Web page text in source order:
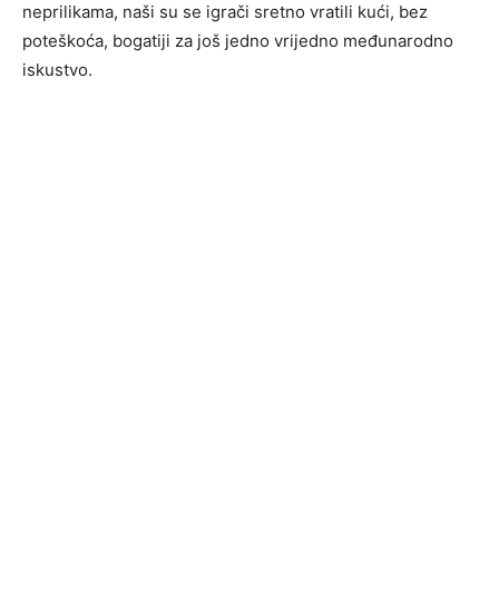
neprilikama, naši su se igrači sretno vratili kući, bez
poteškoća, bogatiji za još jedno vrijedno međunarodno
iskustvo.